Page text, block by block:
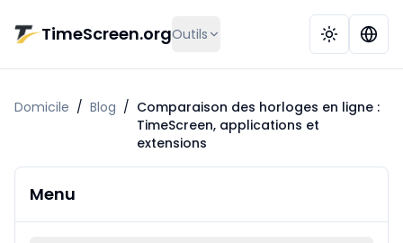
TimeScreen.orgOutils
Domicile / Blog / Comparaison des horloges en ligne :
TimeScreen, applications et
extensions
Menu